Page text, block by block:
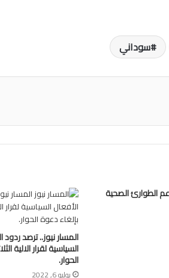
سوداني
الطوارئ الصحية
المسار نيوز.. ترصد ردود
السياسية لقرار الالية
الحوار.
يوليو 6, 2022